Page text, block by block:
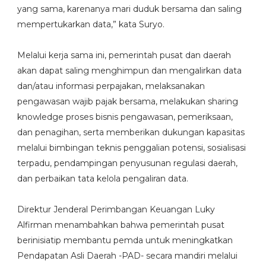
yang sama, karenanya mari duduk bersama dan saling
mempertukarkan data,” kata Suryo.
Melalui kerja sama ini, pemerintah pusat dan daerah
akan dapat saling menghimpun dan mengalirkan data
dan/atau informasi perpajakan, melaksanakan
pengawasan wajib pajak bersama, melakukan sharing
knowledge proses bisnis pengawasan, pemeriksaan,
dan penagihan, serta memberikan dukungan kapasitas
melalui bimbingan teknis penggalian potensi, sosialisasi
terpadu, pendampingan penyusunan regulasi daerah,
dan perbaikan tata kelola pengaliran data.
Direktur Jenderal Perimbangan Keuangan Luky
Alfirman menambahkan bahwa pemerintah pusat
berinisiatip membantu pemda untuk meningkatkan
Pendapatan Asli Daerah -PAD- secara mandiri melalui